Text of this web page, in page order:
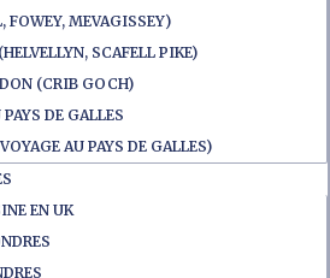
FOWEY, MEVAGISSEY)
SCAFELL PIKE)
(CRIB GOCH)
DE GALLES
AU PAYS DE GALLES)
EN UK